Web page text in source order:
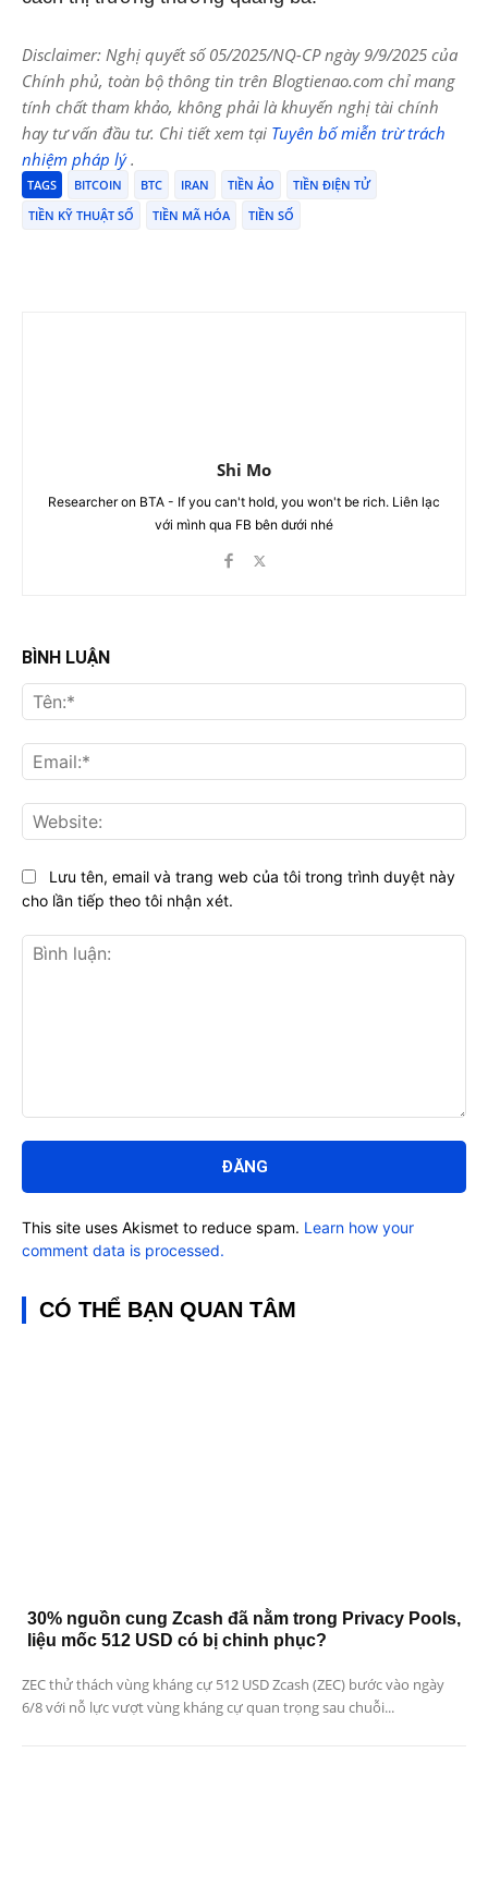
Disclaimer: Nghị quyết số 05/2025/NQ-CP ngày 9/9/2025 của
Chính phủ, toàn bộ thông tin trên Blogtienao.com chỉ mang
tính chất tham khảo, không phải là khuyến nghị tài chính
hay tư vấn đầu tư. Chi tiết xem tại Tuyên bố miễn trừ trách
nhiệm pháp lý.
TAGS BITCOIN BTC IRAN TIỀN ẢO
TIỀN ĐIỆN TỬ
TIỀN KỸ THUẬT SỐ
TIỀN MÃ HÓA TIỀN SỐ
Shi Mo
Researcher on BTA - If you can't hold, you won't be rich. Liên lạc
với mình qua FB bên dưới nhé
BÌNH LUẬN
luận:
Lưu tên, email và trang web của tôi trong trình duyệt này
cho lần tiếp theo tôi nhận xét.
This site uses Akismet to reduce spam. Learn how your
comment data is processed.
CÓ THỂ BẠN QUAN TÂM
30% nguồn cung Zcash đã nằm trong Privacy Pools,
liệu mốc 512 USD có bị chinh phục?
ZEC thử thách vùng kháng cự 512 USD Zcash (ZEC) bước vào ngày
6/8 với nỗ lực vượt vùng kháng cự quan trọng sau chuỗi...